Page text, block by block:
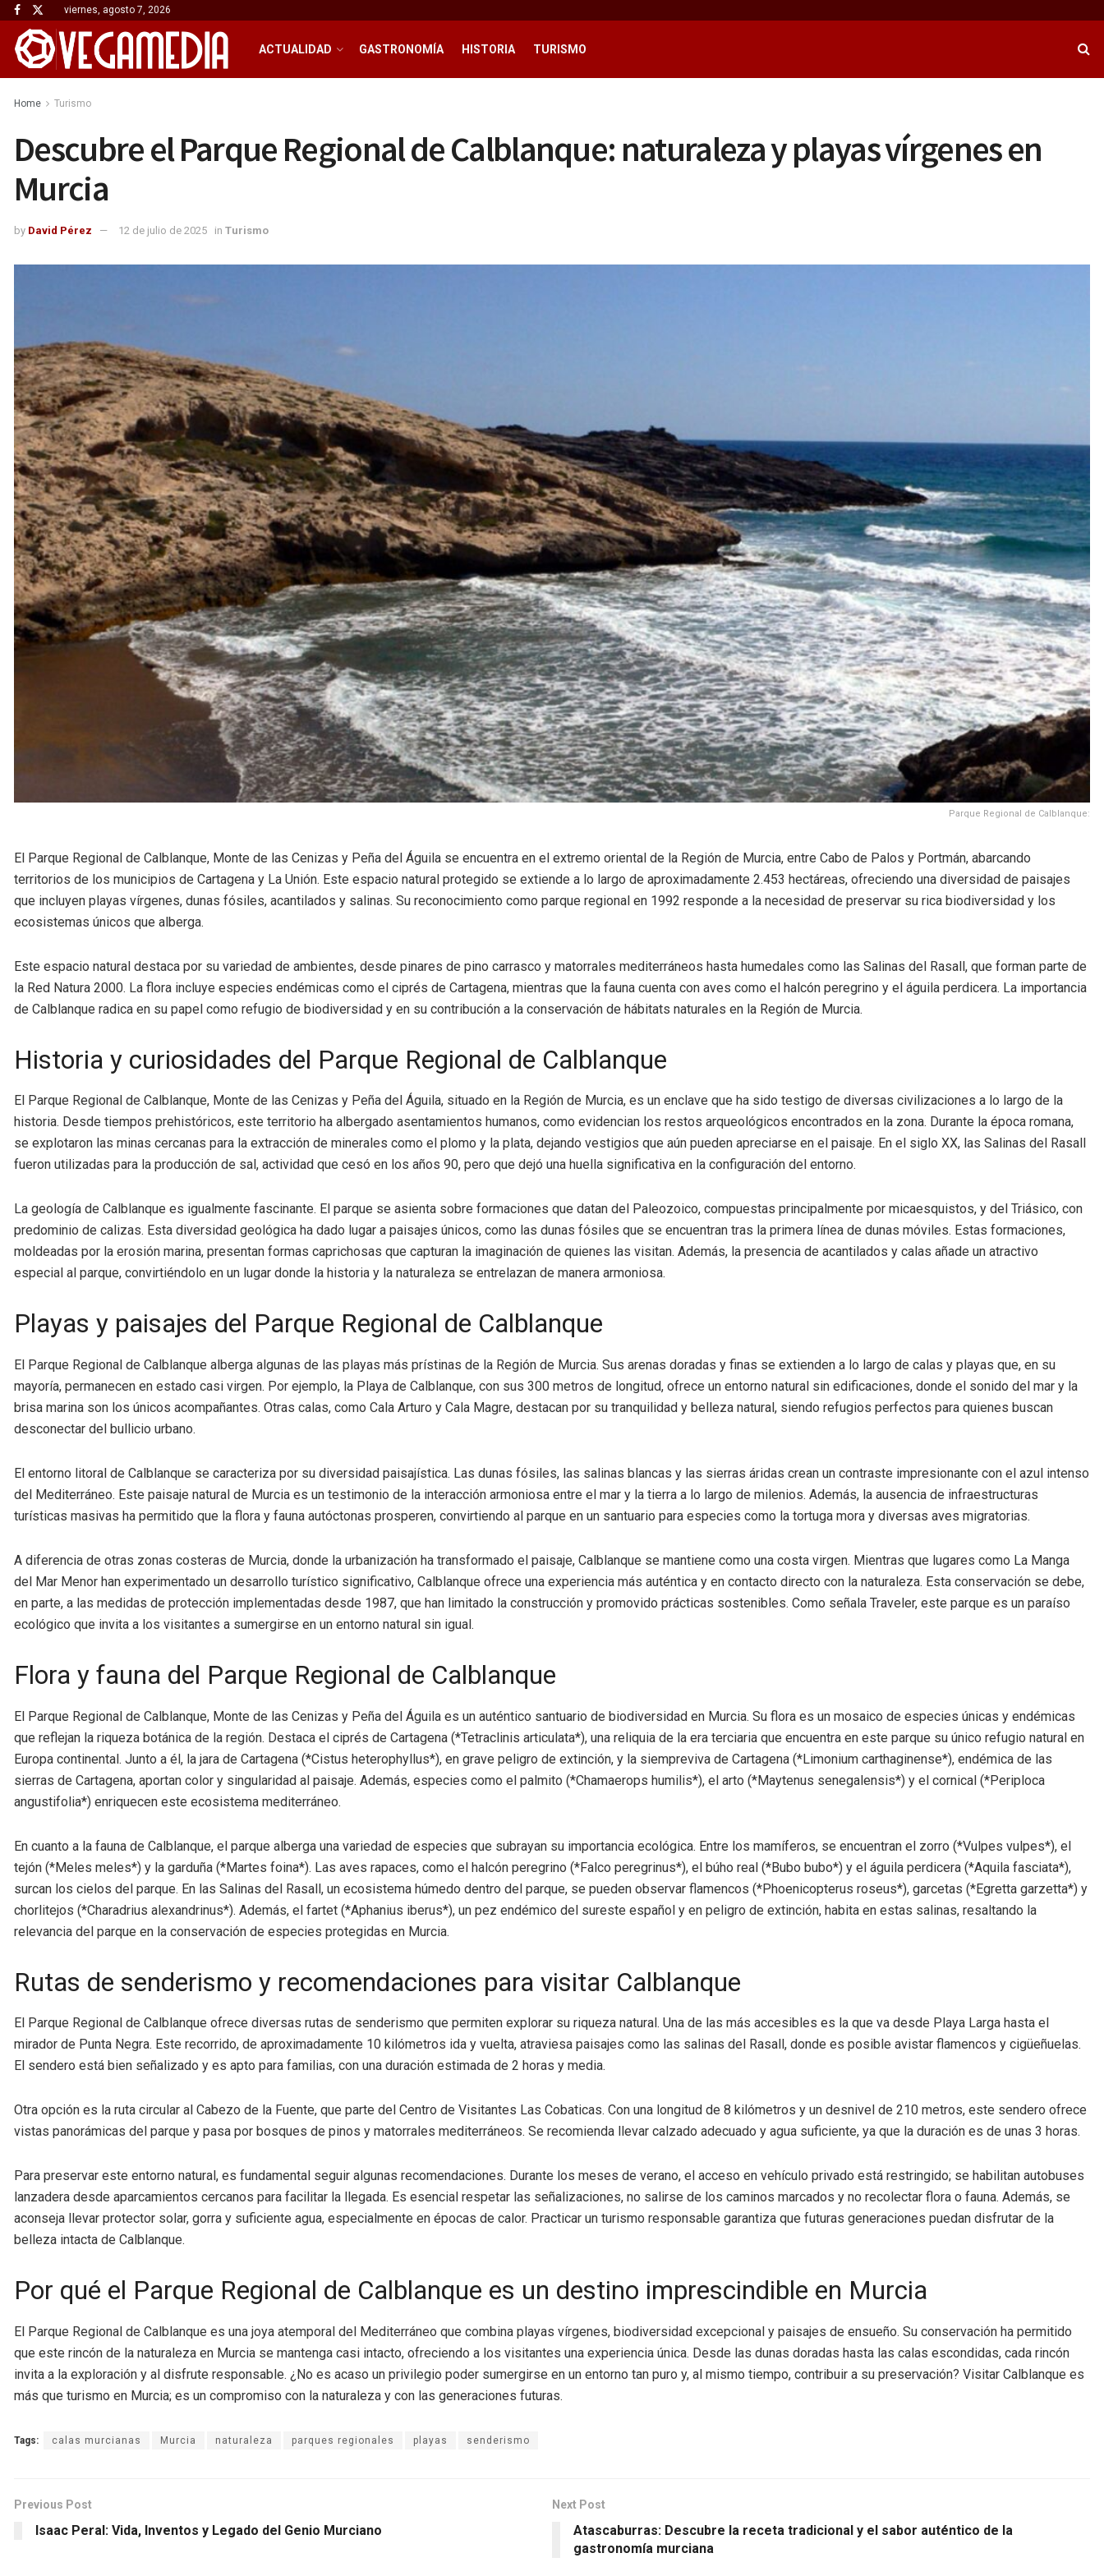
viernes, agosto 7, 2026
ACTUALIDAD GASTRONOMÍA HISTORIA TURISMO
Home Turismo
Descubre el Parque Regional de Calblanque: naturaleza y playas vírgenes en
Murcia
by David Pérez 12 de julio de 2025 in Turismo
Parque Regional de Calblanque:
El Parque Regional de Calblanque, Monte de las Cenizas y Peña del Águila se encuentra en el extremo oriental de la Región de Murcia, entre Cabo de Palos y Portmán, abarcando
territorios de los municipios de Cartagena y La Unión. Este espacio natural protegido se extiende a lo largo de aproximadamente 2.453 hectáreas, ofreciendo una diversidad de paisajes
que incluyen playas vírgenes, dunas fósiles, acantilados y salinas. Su reconocimiento como parque regional en 1992 responde a la necesidad de preservar su rica biodiversidad y los
ecosistemas únicos que alberga.
Este espacio natural destaca por su variedad de ambientes, desde pinares de pino carrasco y matorrales mediterráneos hasta humedales como las Salinas del Rasall, que forman parte de
la Red Natura 2000. La flora incluye especies endémicas como el ciprés de Cartagena, mientras que la fauna cuenta con aves como el halcón peregrino y el águila perdicera. La importancia
de Calblanque radica en su papel como refugio de biodiversidad y en su contribución a la conservación de hábitats naturales en la Región de Murcia.
Historia y curiosidades del Parque Regional de Calblanque
El Parque Regional de Calblanque, Monte de las Cenizas y Peña del Águila, situado en la Región de Murcia, es un enclave que ha sido testigo de diversas civilizaciones a lo largo de la
historia. Desde tiempos prehistóricos, este territorio ha albergado asentamientos humanos, como evidencian los restos arqueológicos encontrados en la zona. Durante la época romana,
se explotaron las minas cercanas para la extracción de minerales como el plomo y la plata, dejando vestigios que aún pueden apreciarse en el paisaje. En el siglo XX, las Salinas del Rasall
fueron utilizadas para la producción de sal, actividad que cesó en los años 90, pero que dejó una huella significativa en la configuración del entorno.
La geología de Calblanque es igualmente fascinante. El parque se asienta sobre formaciones que datan del Paleozoico, compuestas principalmente por micaesquistos, y del Triásico, con
predominio de calizas. Esta diversidad geológica ha dado lugar a paisajes únicos, como las dunas fósiles que se encuentran tras la primera línea de dunas móviles. Estas formaciones,
moldeadas por la erosión marina, presentan formas caprichosas que capturan la imaginación de quienes las visitan. Además, la presencia de acantilados y calas añade un atractivo
especial al parque, convirtiéndolo en un lugar donde la historia y la naturaleza se entrelazan de manera armoniosa.
Playas y paisajes del Parque Regional de Calblanque
El Parque Regional de Calblanque alberga algunas de las playas más prístinas de la Región de Murcia. Sus arenas doradas y finas se extienden a lo largo de calas y playas que, en su
mayoría, permanecen en estado casi virgen. Por ejemplo, la Playa de Calblanque, con sus 300 metros de longitud, ofrece un entorno natural sin edificaciones, donde el sonido del mar y la
brisa marina son los únicos acompañantes. Otras calas, como Cala Arturo y Cala Magre, destacan por su tranquilidad y belleza natural, siendo refugios perfectos para quienes buscan
desconectar del bullicio urbano.
El entorno litoral de Calblanque se caracteriza por su diversidad paisajística. Las dunas fósiles, las salinas blancas y las sierras áridas crean un contraste impresionante con el azul intenso
del Mediterráneo. Este paisaje natural de Murcia es un testimonio de la interacción armoniosa entre el mar y la tierra a lo largo de milenios. Además, la ausencia de infraestructuras
turísticas masivas ha permitido que la flora y fauna autóctonas prosperen, convirtiendo al parque en un santuario para especies como la tortuga mora y diversas aves migratorias.
A diferencia de otras zonas costeras de Murcia, donde la urbanización ha transformado el paisaje, Calblanque se mantiene como una costa virgen. Mientras que lugares como La Manga
del Mar Menor han experimentado un desarrollo turístico significativo, Calblanque ofrece una experiencia más auténtica y en contacto directo con la naturaleza. Esta conservación se debe,
en parte, a las medidas de protección implementadas desde 1987, que han limitado la construcción y promovido prácticas sostenibles. Como señala Traveler, este parque es un paraíso
ecológico que invita a los visitantes a sumergirse en un entorno natural sin igual.
Flora y fauna del Parque Regional de Calblanque
El Parque Regional de Calblanque, Monte de las Cenizas y Peña del Águila es un auténtico santuario de biodiversidad en Murcia. Su flora es un mosaico de especies únicas y endémicas
que reflejan la riqueza botánica de la región. Destaca el ciprés de Cartagena (*Tetraclinis articulata*), una reliquia de la era terciaria que encuentra en este parque su único refugio natural en
Europa continental. Junto a él, la jara de Cartagena (*Cistus heterophyllus*), en grave peligro de extinción, y la siempreviva de Cartagena (*Limonium carthaginense*), endémica de las
sierras de Cartagena, aportan color y singularidad al paisaje. Además, especies como el palmito (*Chamaerops humilis*), el arto (*Maytenus senegalensis*) y el cornical (*Periploca
angustifolia*) enriquecen este ecosistema mediterráneo.
En cuanto a la fauna de Calblanque, el parque alberga una variedad de especies que subrayan su importancia ecológica. Entre los mamíferos, se encuentran el zorro (*Vulpes vulpes*), el
tejón (*Meles meles*) y la garduña (*Martes foina*). Las aves rapaces, como el halcón peregrino (*Falco peregrinus*), el búho real (*Bubo bubo*) y el águila perdicera (*Aquila fasciata*),
surcan los cielos del parque. En las Salinas del Rasall, un ecosistema húmedo dentro del parque, se pueden observar flamencos (*Phoenicopterus roseus*), garcetas (*Egretta garzetta*) y
chorlitejos (*Charadrius alexandrinus*). Además, el fartet (*Aphanius iberus*), un pez endémico del sureste español y en peligro de extinción, habita en estas salinas, resaltando la
relevancia del parque en la conservación de especies protegidas en Murcia.
Rutas de senderismo y recomendaciones para visitar Calblanque
El Parque Regional de Calblanque ofrece diversas rutas de senderismo que permiten explorar su riqueza natural. Una de las más accesibles es la que va desde Playa Larga hasta el
mirador de Punta Negra. Este recorrido, de aproximadamente 10 kilómetros ida y vuelta, atraviesa paisajes como las salinas del Rasall, donde es posible avistar flamencos y cigüeñuelas.
El sendero está bien señalizado y es apto para familias, con una duración estimada de 2 horas y media.
Otra opción es la ruta circular al Cabezo de la Fuente, que parte del Centro de Visitantes Las Cobaticas. Con una longitud de 8 kilómetros y un desnivel de 210 metros, este sendero ofrece
vistas panorámicas del parque y pasa por bosques de pinos y matorrales mediterráneos. Se recomienda llevar calzado adecuado y agua suficiente, ya que la duración es de unas 3 horas.
Para preservar este entorno natural, es fundamental seguir algunas recomendaciones. Durante los meses de verano, el acceso en vehículo privado está restringido; se habilitan autobuses
lanzadera desde aparcamientos cercanos para facilitar la llegada. Es esencial respetar las señalizaciones, no salirse de los caminos marcados y no recolectar flora o fauna. Además, se
aconseja llevar protector solar, gorra y suficiente agua, especialmente en épocas de calor. Practicar un turismo responsable garantiza que futuras generaciones puedan disfrutar de la
belleza intacta de Calblanque.
Por qué el Parque Regional de Calblanque es un destino imprescindible en Murcia
El Parque Regional de Calblanque es una joya atemporal del Mediterráneo que combina playas vírgenes, biodiversidad excepcional y paisajes de ensueño. Su conservación ha permitido
que este rincón de la naturaleza en Murcia se mantenga casi intacto, ofreciendo a los visitantes una experiencia única. Desde las dunas doradas hasta las calas escondidas, cada rincón
invita a la exploración y al disfrute responsable. ¿No es acaso un privilegio poder sumergirse en un entorno tan puro y, al mismo tiempo, contribuir a su preservación? Visitar Calblanque es
más que turismo en Murcia; es un compromiso con la naturaleza y con las generaciones futuras.
Tags: calas murcianas Murcia naturaleza parques regionales playas senderismo
Previous Post
Isaac Peral: Vida, Inventos y Legado del Genio Murciano
Next Post
Atascaburras: Descubre la receta tradicional y el sabor auténtico de la
gastronomía murciana